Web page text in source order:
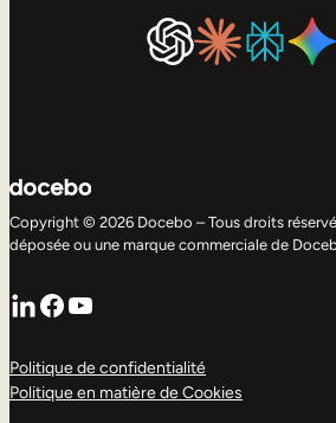
Copyright © 2026 Docebo – Tous droits
déposée ou une marque commerciale de
LinkedIn
Facebook
YouTube
Politique de confidentialité
Politique en matière de Cookies